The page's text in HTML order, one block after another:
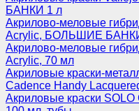
БАНКИ 1 л
Акрилово-меловые
Acrylic, БОЛЬШИЕ
Акрилово-меловые
Acrylic, 70 мл
Акриловые краски-
Cadence Handy
Акриловые краски SOLO